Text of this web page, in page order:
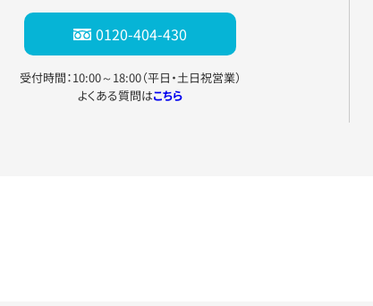
0120-404-430
受付時間：10:00～18:00（平日・土日祝営業）
よくある質問はこちら